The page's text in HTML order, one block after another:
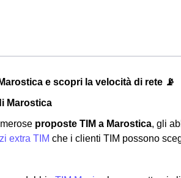
e scopri la velocità di rete 📡
Marostica
proposte TIM a Marostica, gli
extra TIM che i clienti TIM possono